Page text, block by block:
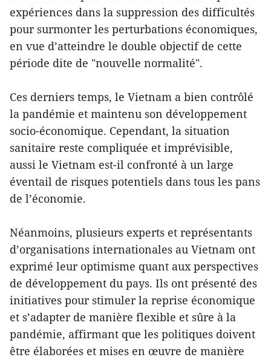
expériences dans la suppression des difficultés
pour surmonter les perturbations économiques,
en vue d’atteindre le double objectif de cette
période dite de "nouvelle normalité".
Ces derniers temps, le Vietnam a bien contrôlé
la pandémie et maintenu son développement
socio-économique. Cependant, la situation
sanitaire reste compliquée et imprévisible,
aussi le Vietnam est-il confronté à un large
éventail de risques potentiels dans tous les pans
de l’économie.
Néanmoins, plusieurs experts et représentants
d’organisations internationales au Vietnam ont
exprimé leur optimisme quant aux perspectives
de développement du pays. Ils ont présenté des
initiatives pour stimuler la reprise économique
et s’adapter de manière flexible et sûre à la
pandémie, affirmant que les politiques doivent
être élaborées et mises en œuvre de manière